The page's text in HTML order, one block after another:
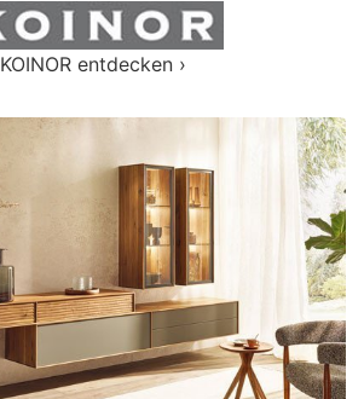
KOINOR entdecken ›